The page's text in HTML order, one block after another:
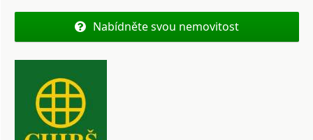
Nabídněte svou nemovitost